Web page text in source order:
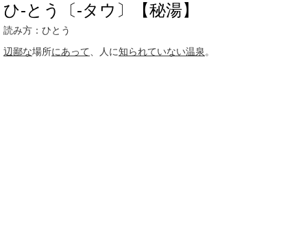
ひ‐とう〔‐タウ〕【秘湯】
読み方：ひとう
辺鄙な場所にあって 、人に知られていない温泉 。